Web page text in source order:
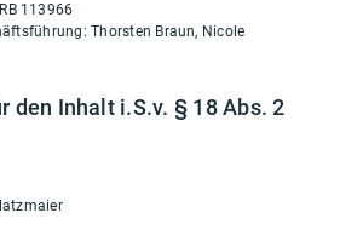
113966
Thorsten Braun, Nicole
den Inhalt i.S.v. § 18 Abs. 2